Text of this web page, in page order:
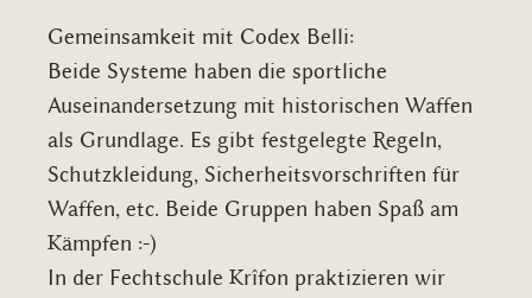
Gemeinsamkeit mit Codex Belli:
Beide Systeme haben die sportliche
Auseinandersetzung mit historischen Waffen
als Grundlage. Es gibt festgelegte Regeln,
Schutzkleidung, Sicherheitsvorschriften für
Waffen, etc. Beide Gruppen haben Spaß am
Kämpfen :-)
In der Fechtschule Krîfon praktizieren wir